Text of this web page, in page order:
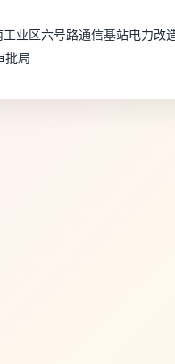
业区六号路通信基站电力
批局